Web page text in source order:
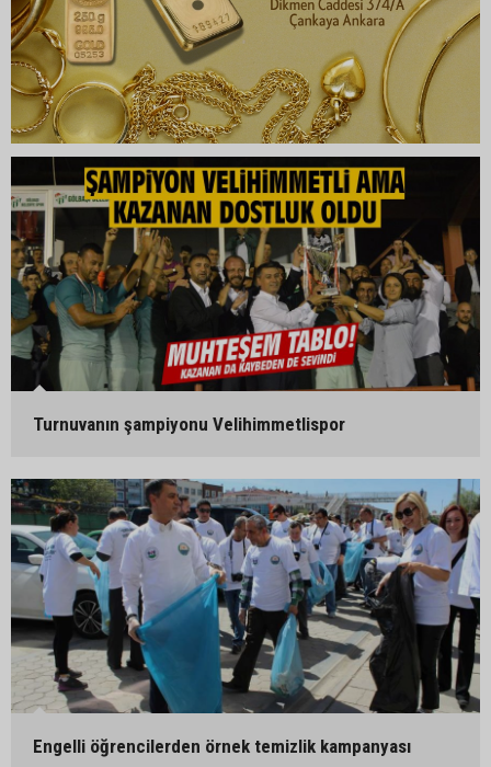
Turnuvanın şampiyonu Velihimmetlispor
Engelli öğrencilerden örnek temizlik kampanyası